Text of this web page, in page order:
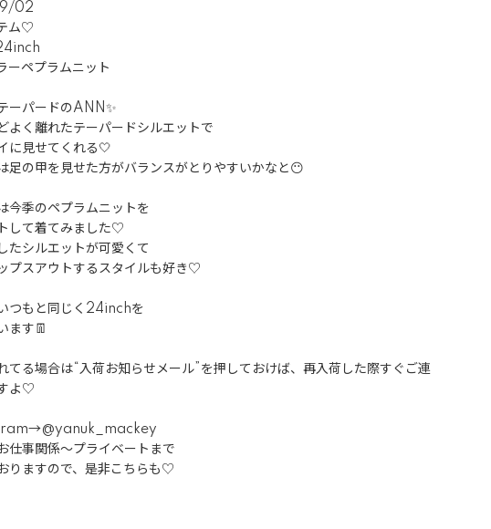
02
ム♡
ーペプラムニット
ーパードのANN✨
よく離れたテーパードシルエットで
に見せてくれる🤍
足の甲を見せた方がバランスがとりやすいかなと😶
今季のペプラムニットを
して着てみました♡
たシルエットが可愛くて
プスアウトするスタイルも好き♡
つもと同じく24inchを
ます👖
てる場合は“入荷お知らせメール”を押しておけば、再入荷した際すぐご連
よ♡
仕事関係〜プライベートまで
りますので、是非こちらも♡